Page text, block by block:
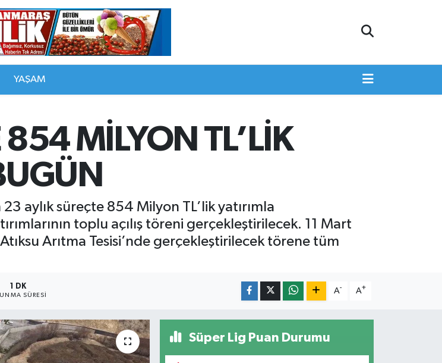
YAŞAM
MİLYON TL’LİK
aylık süreçte 854 Milyon TL’lik yatırımla
toplu açılış töreni gerçekleştirilecek. 11 Mart
Arıtma Tesisi’nde gerçekleştirilecek törene tüm
1 DK
SÜRESI
A- A+
Süper Lig Puan Durumu